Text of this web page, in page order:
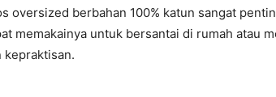
oversized berbahan 100% katun sangat
memakainya untuk bersantai di rumah atau
kepraktisan.